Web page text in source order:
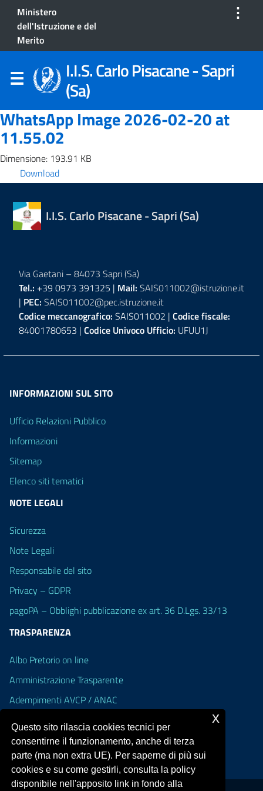
Ministero
dell'Istruzione e del
Merito
⋮
I.I.S. Carlo Pisacane - Sapri
(Sa)
WhatsApp Image 2026-02-20 at
11.55.02
Dimensione: 193.91 KB
Download
I.I.S. Carlo Pisacane - Sapri (Sa)
Via Gaetani – 84073 Sapri (Sa)
Tel.: +39 0973 391325 | Mail: SAIS011002@istruzione.it
| PEC: SAIS011002@pec.istruzione.it
Codice meccanografico: SAIS011002 | Codice fiscale:
84001780653 | Codice Univoco Ufficio: UFUU1J
INFORMAZIONI SUL SITO
Ufficio Relazioni Pubblico
Informazioni
Sitemap
Elenco siti tematici
NOTE LEGALI
Sicurezza
Note Legali
Responsabile del sito
Privacy – GDPR
pagoPA – Obblighi pubblicazione ex art. 36 D.Lgs. 33/13
TRASPARENZA
Albo Pretorio on line
Amministrazione Trasparente
Adempimenti AVCP / ANAC
Dichiarazione di accessibilità
Questo sito rilascia cookies tecnici per
consentirne il funzionamento, anche di terza
parte (ma non extra UE). Per saperne di più sui
cookies e su come gestirli, consulta la policy
disponibile nell'apposito link in fondo alla
x